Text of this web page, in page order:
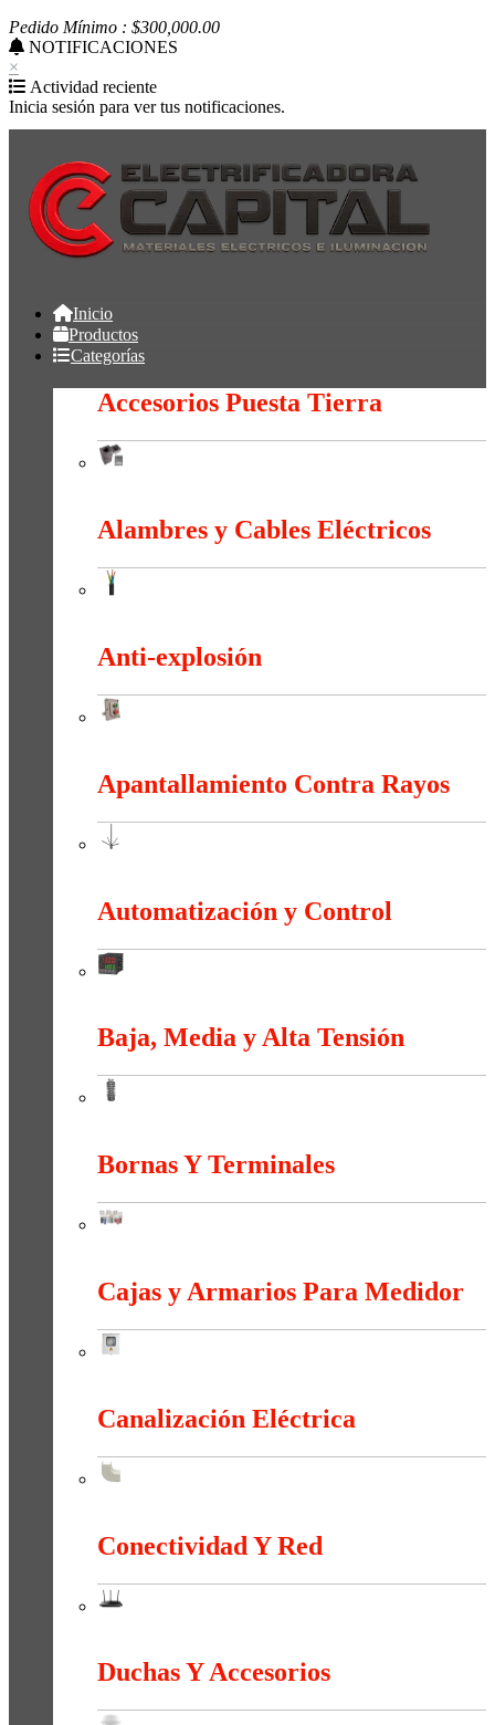
Pedido Mínimo : $300,000.00
NOTIFICACIONES
×
Actividad reciente
Inicia sesión para ver tus notificaciones.
Inicio
Productos
Categorías
Accesorios Puesta Tierra
Alambres y Cables Eléctricos
Anti-explosión
Apantallamiento Contra Rayos
Automatización y Control
Baja, Media y Alta Tensión
Bornas Y Terminales
Cajas y Armarios Para Medidor
Canalización Eléctrica
Conectividad Y Red
Duchas Y Accesorios